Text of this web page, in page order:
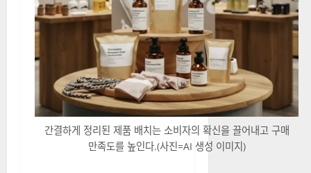
간결하게 정리된 제품 배치는 소비자의 확신을 끌어내고 구매
만족도를 높인다.(사진=AI 생성 이미지)